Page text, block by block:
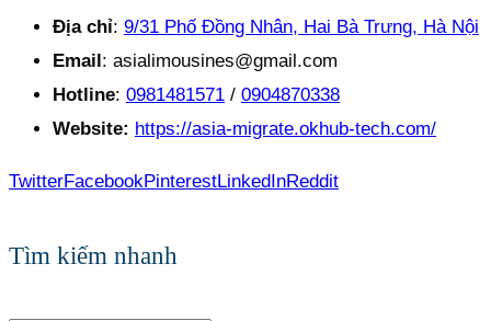
Địa chỉ: 9/31 Phố Đồng Nhân, Hai Bà Trưng, Hà Nội
Email: asialimousines@gmail.com
Hotline: 0981481571 / 0904870338
Website: https://asia-migrate.okhub-tech.com/
TwitterFacebookPinterestLinkedInReddit
Tìm kiếm nhanh